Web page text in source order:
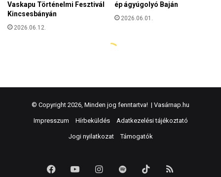
© Copyright 2026, Minden jog fenntartva! | Vasárnap.hu
Impresszum Hírbeküldés Adatkezelési tájékoztató
Jogi nyilatkozat Támogatók
FacebookYouTubeInstagram
Spotify TikTok